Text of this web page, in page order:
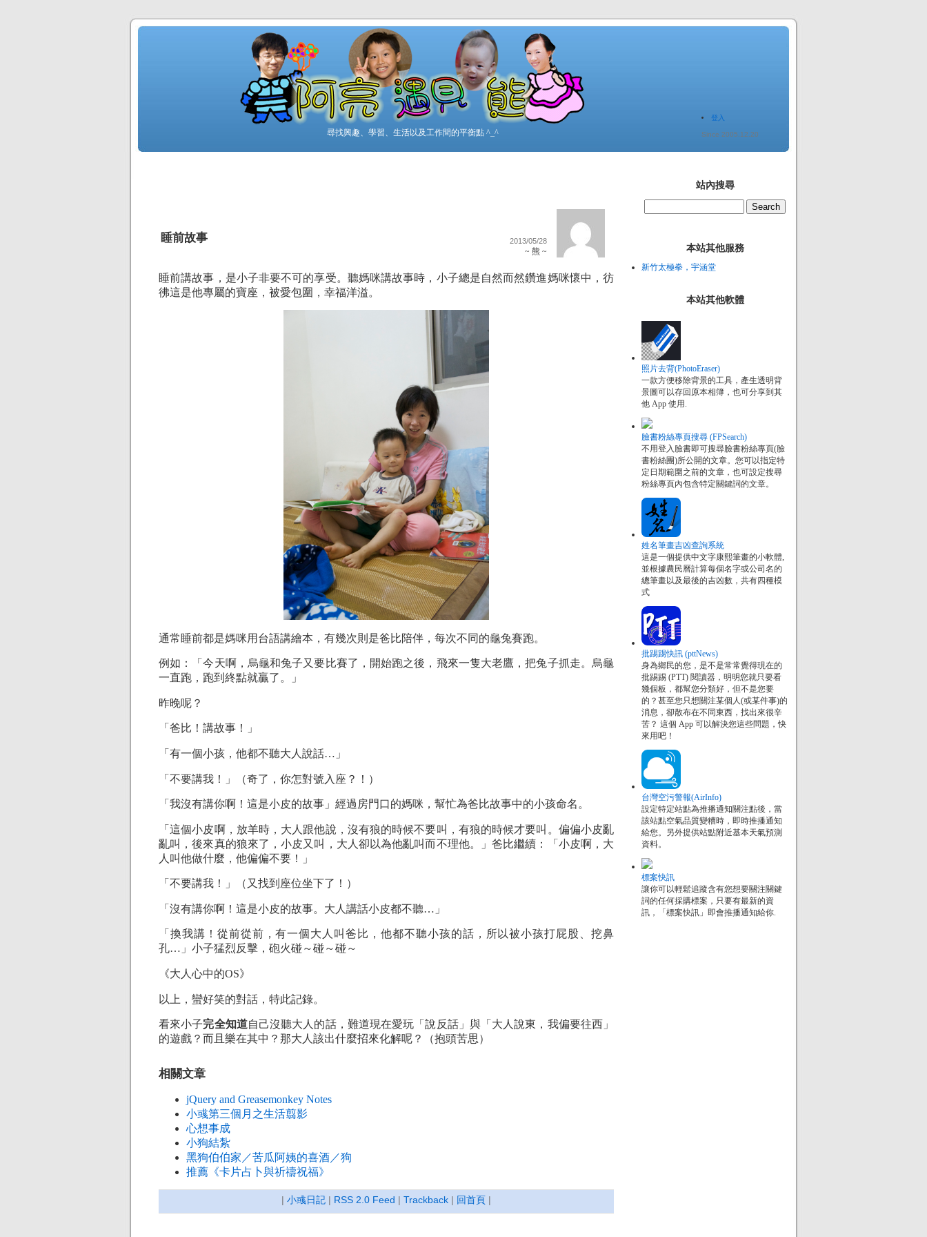
尋找興趣、學習、生活以及工作間的平衡點 ^_^
登入
Since 2005.12.20
睡前故事 2013/05/28
~ 熊 ~
睡前講故事，是小子非要不可的享受。聽媽咪講故事時，小子總是自然而然鑽進媽咪懷中，彷
彿這是他專屬的寶座，被愛包圍，幸福洋溢。
通常睡前都是媽咪用台語講繪本，有幾次則是爸比陪伴，每次不同的龜兔賽跑。
例如：「今天啊，烏龜和兔子又要比賽了，開始跑之後，飛來一隻大老鷹，把兔子抓走。烏龜
一直跑，跑到終點就贏了。」
昨晚呢？
「爸比！講故事！」
「有一個小孩，他都不聽大人說話…」
「不要講我！」（奇了，你怎對號入座？！）
「我沒有講你啊！這是小皮的故事」經過房門口的媽咪，幫忙為爸比故事中的小孩命名。
「這個小皮啊，放羊時，大人跟他說，沒有狼的時候不要叫，有狼的時候才要叫。偏偏小皮亂
亂叫，後來真的狼來了，小皮又叫，大人卻以為他亂叫而不理他。」爸比繼續：「小皮啊，大
人叫他做什麼，他偏偏不要！」
「不要講我！」（又找到座位坐下了！）
「沒有講你啊！這是小皮的故事。大人講話小皮都不聽…」
「換我講！從前從前，有一個大人叫爸比，他都不聽小孩的話，所以被小孩打屁股、挖鼻
孔…」小子猛烈反擊，砲火碰～碰～碰～
《大人心中的OS》
以上，蠻好笑的對話，特此記錄。
看來小子完全知道自己沒聽大人的話，難道現在愛玩「說反話」與「大人說東，我偏要往西」
的遊戲？而且樂在其中？那大人該出什麼招來化解呢？（抱頭苦思）
相關文章
jQuery and Greasemonkey Notes
小彧第三個月之生活翦影
心想事成
小狗結紮
黑狗伯伯家／苦瓜阿姨的喜酒／狗
推薦《卡片占卜與祈禱祝福》
| 小彧日記 | RSS 2.0 Feed | Trackback | 回首頁 |
站內搜尋
本站其他服務
新竹太極拳，宇涵堂
本站其他軟體
照片去背(PhotoEraser)
一款方便移除背景的工具，產生透明背
景圖可以存回原本相簿，也可分享到其
他 App 使用.
臉書粉絲專頁搜尋 (FPSearch)
不用登入臉書即可搜尋臉書粉絲專頁(臉
書粉絲團)所公開的文章。您可以指定特
定日期範圍之前的文章，也可設定搜尋
粉絲專頁內包含特定關鍵詞的文章。
姓名筆畫吉凶查詢系統
這是一個提供中文字康熙筆畫的小軟體,
並根據農民曆計算每個名字或公司名的
總筆畫以及最後的吉凶數，共有四種模
式
批踢踢快訊 (pttNews)
身為鄉民的您，是不是常常覺得現在的
批踢踢 (PTT) 閱讀器，明明您就只要看
幾個板，都幫您分類好，但不是您要
的？甚至您只想關注某個人(或某件事)的
消息，卻散布在不同東西，找出來很辛
苦？ 這個 App 可以解決您這些問題，快
來用吧！
台灣空污警報(AirInfo)
設定特定站點為推播通知關注點後，當
該站點空氣品質變糟時，即時推播通知
給您。另外提供站點附近基本天氣預測
資料。
標案快訊
讓你可以輕鬆追蹤含有您想要關注關鍵
詞的任何採購標案，只要有最新的資
訊，「標案快訊」即會推播通知給你.